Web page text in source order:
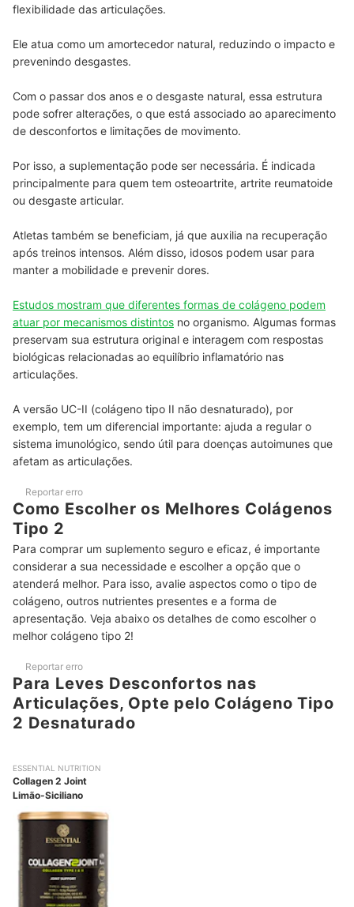
Existe Colágeno Tipo 2 Vegano?
Colágeno Tipo 2 Prende o Intestino?
Onde Encontrar Colágeno Tipo 2 nos Alimentos?
Qual o Melhor Horário para Tomar Colágeno Tipo 2?
Para Quem o Colágeno Tipo 2 Não É Recomendado?
Confira Outros Suplementos Importantes para o Organismo
flexibilidade das articulações.
Ele atua como um amortecedor natural, reduzindo o impacto e
prevenindo desgastes.
Com o passar dos anos e o desgaste natural, essa estrutura
pode sofrer alterações, o que está associado ao aparecimento
de desconfortos e limitações de movimento.
Por isso, a suplementação pode ser necessária. É indicada
principalmente para quem tem osteoartrite, artrite reumatoide
ou desgaste articular.
Atletas também se beneficiam, já que auxilia na recuperação
após treinos intensos. Além disso, idosos podem usar para
manter a mobilidade e prevenir dores.
Estudos mostram que diferentes formas de colágeno podem
atuar por mecanismos distintos no organismo. Algumas formas
preservam sua estrutura original e interagem com respostas
biológicas relacionadas ao equilíbrio inflamatório nas
articulações.
A versão UC-II (colágeno tipo II não desnaturado), por
exemplo, tem um diferencial importante: ajuda a regular o
sistema imunológico, sendo útil para doenças autoimunes que
afetam as articulações.
Reportar erro
Como Escolher os Melhores Colágenos
Tipo 2
Para comprar um suplemento seguro e eficaz, é importante
considerar a sua necessidade e escolher a opção que o
atenderá melhor. Para isso, avalie aspectos como o tipo de
colágeno, outros nutrientes presentes e a forma de
apresentação. Veja abaixo os detalhes de como escolher o
melhor colágeno tipo 2!
Reportar erro
Para Leves Desconfortos nas
Articulações, Opte pelo Colágeno Tipo
2 Desnaturado
ESSENTIAL NUTRITION
Collagen 2 Joint
Limão-Siciliano